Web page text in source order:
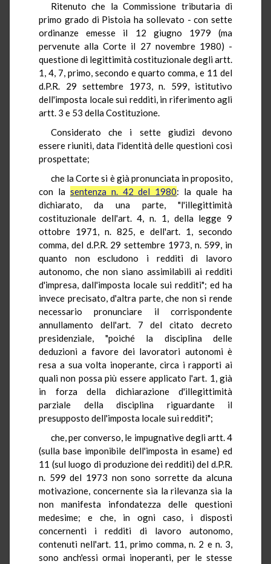
Ritenuto che la Commissione tributaria di
primo grado di Pistoia ha sollevato - con sette
ordinanze emesse il 12 giugno 1979 (ma
pervenute alla Corte il 27 novembre 1980) -
questione di legittimità costituzionale degli artt.
1, 4, 7, primo, secondo e quarto comma, e 11 del
d.P.R. 29 settembre 1973, n. 599, istitutivo
dell'imposta locale sui redditi, in riferimento agli
artt. 3 e 53 della Costituzione.
Considerato che i sette giudizi devono
essere riuniti, data l'identità delle questioni così
prospettate;
che la Corte si è già pronunciata in proposito,
con la sentenza n. 42 del 1980: la quale ha
dichiarato, da una parte, "l'illegittimità
costituzionale dell'art. 4, n. 1, della legge 9
ottobre 1971, n. 825, e dell'art. 1, secondo
comma, del d.P.R. 29 settembre 1973, n. 599, in
quanto non escludono i redditi di lavoro
autonomo, che non siano assimilabili ai redditi
d'impresa, dall'imposta locale sui redditi"; ed ha
invece precisato, d'altra parte, che non si rende
necessario pronunciare il corrispondente
annullamento dell'art. 7 del citato decreto
presidenziale, "poiché la disciplina delle
deduzioni a favore dei lavoratori autonomi è
resa a sua volta inoperante, circa i rapporti ai
quali non possa più essere applicato l'art. 1, già
in forza della dichiarazione d'illegittimità
parziale della disciplina riguardante il
presupposto dell'imposta locale sui redditi";
che, per converso, le impugnative degli artt. 4
(sulla base imponibile dell'imposta in esame) ed
11 (sul luogo di produzione dei redditi) del d.P.R.
n. 599 del 1973 non sono sorrette da alcuna
motivazione, concernente sia la rilevanza sia la
non manifesta infondatezza delle questioni
medesime; e che, in ogni caso, i disposti
concernenti i redditi di lavoro autonomo,
contenuti nell'art. 11, primo comma, n. 2 e n. 3,
sono anch'essi ormai inoperanti, per le stesse